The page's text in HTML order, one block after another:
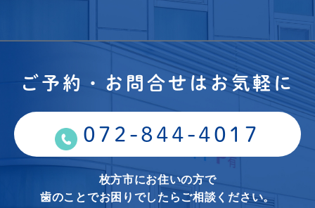
ご予約・お問合せはお気軽に
072-844-4017
枚方市にお住いの方で
歯のことでお困りでしたらご相談ください。